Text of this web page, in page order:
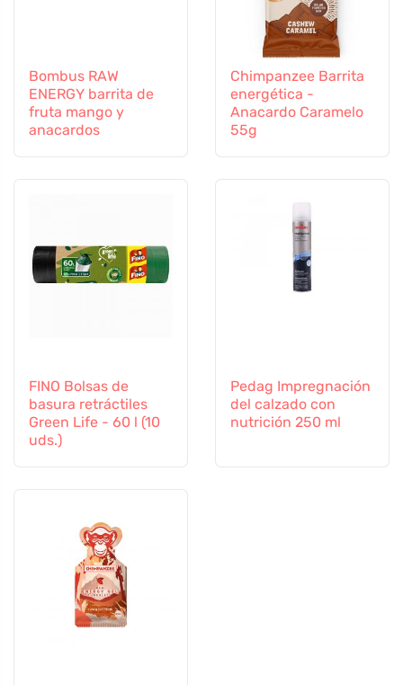
Bombus RAW
ENERGY barrita de
fruta mango y
anacardos
Chimpanzee Barrita
energética -
Anacardo Caramelo
55g
FINO Bolsas de
basura retráctiles
Green Life - 60 l (10
uds.)
Pedag Impregnación
del calzado con
nutrición 250 ml